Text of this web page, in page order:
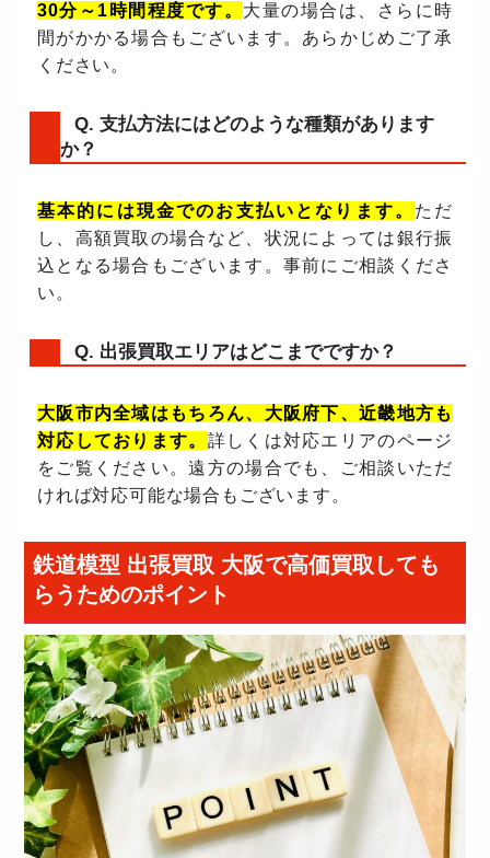
30分～1時間程度です。 大量の場合は、さらに時
間がかかる場合もございます。あらかじめご了承
ください。
Q. 支払方法にはどのような種類があります
か？
基本的には現金でのお支払いとなります。 ただ
し、高額買取の場合など、状況によっては銀行振
込となる場合もございます。事前にご相談くださ
い。
Q. 出張買取エリアはどこまでですか？
大阪市内全域はもちろん、大阪府下、近畿地方も
対応しております。 詳しくは対応エリアのページ
をご覧ください。遠方の場合でも、ご相談いただ
ければ対応可能な場合もございます。
鉄道模型 出張買取 大阪で高価買取しても
らうためのポイント